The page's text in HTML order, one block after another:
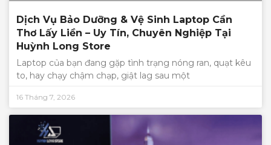
Dịch Vụ Bảo Dưỡng & Vệ Sinh Laptop Cần
Thơ Lấy Liền – Uy Tín, Chuyên Nghiệp Tại
Huỳnh Long Store
Laptop của bạn đang gặp tình trạng nóng ran, quạt kêu
to, hay chạy chậm chạp, giật lag sau một
16 Tháng 7, 2026